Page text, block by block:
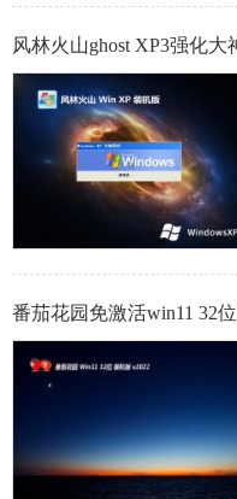
风林火山ghost XP3强化大
番茄花园免激活win11 32